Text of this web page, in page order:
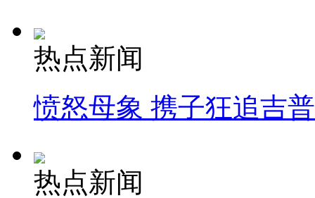
热点新闻
愤怒母象 携子狂追吉
热点新闻